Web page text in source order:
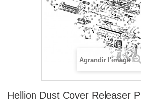
Agrandir l'image
Hellion Dust Cover Releaser